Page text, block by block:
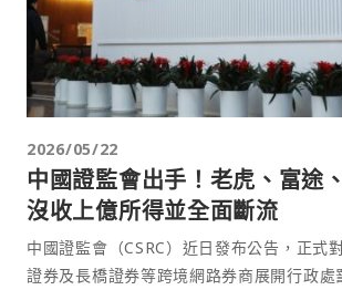
2026/05/22
中國證監會出手！老虎、富途
沒收上億所得並全面斷流
中國證監會（CSRC）近日發布公告，正式
證券及長橋證券等跨境網路券商展開行政處